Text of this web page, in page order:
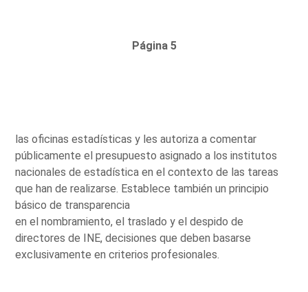
Página 5
las oficinas estadísticas y les autoriza a comentar
públicamente el presupuesto asignado a los institutos
nacionales de estadística en el contexto de las tareas
que han de realizarse. Establece también un principio
básico de transparencia
en el nombramiento, el traslado y el despido de
directores de INE, decisiones que deben basarse
exclusivamente en criterios profesionales.